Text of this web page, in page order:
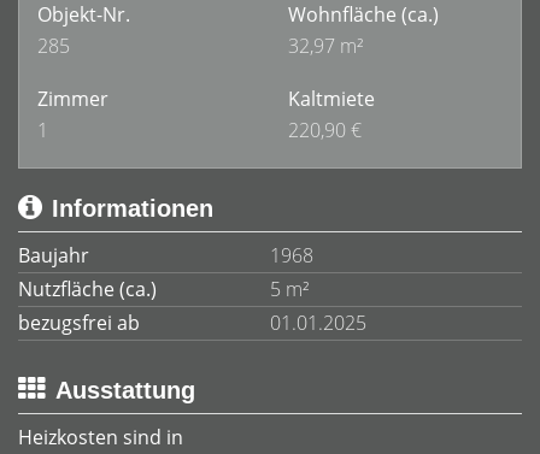
Objekt-Nr.
285
Wohnfläche (ca.)
32,97 m²
Zimmer
1
Kaltmiete
220,90 €
Informationen
Baujahr
1968
Nutzfläche (ca.)
5 m²
bezugsfrei ab
01.01.2025
Ausstattung
Heizkosten sind in